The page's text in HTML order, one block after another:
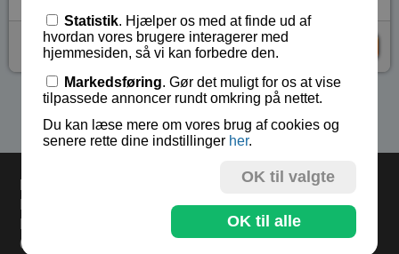
kr 79,-
Se flere produkter i kategorien Eitech metalbyggesæt
Bestil inden kl 13.00 og varerne sendes i dag fredag.
Levering 33,- eller gratis ved køb over 500,-.
60 dages returret.
Statistik. Hjælper os med at finde ud af
hvordan vores brugere interagerer med
hjemmesiden, så vi kan forbedre den.
Markedsføring. Gør det muligt for os at vise
tilpassede annoncer rundt omkring på nettet.
Du kan læse mere om vores brug af cookies og
senere rette dine indstillinger her.
OK til valgte
OK til alle